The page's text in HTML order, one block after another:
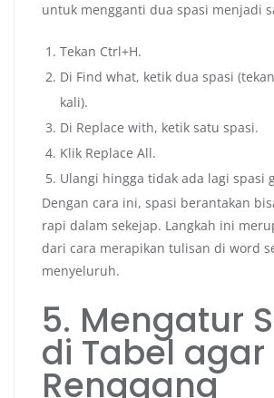
untuk mengganti dua spasi menjadi
Tekan Ctrl+H.
Di Find what, ketik dua spasi
kali).
Di Replace with, ketik satu spasi.
Klik Replace All.
Ulangi hingga tidak ada lagi spasi
Dengan cara ini, spasi berantakan
rapi dalam sekejap. Langkah ini
dari cara merapikan tulisan di word
menyeluruh.
5. Mengatur
di Tabel agar
Renggang